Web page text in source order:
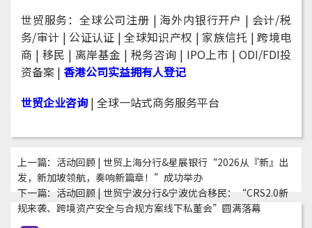
世贸服务：全球公司注册 | 海外内银行开户 | 会计/税
务/审计 | 公证认证 | 全球知识产权 | 家族信托 | 跨境电
商 | 移民 | 离岸基金 | 税务咨询 | IPO上市 | ODI/FDI投
资备案 | 香港公司实益拥有人登记
世贸企业咨询| 全球一站式商务服务平台
上一篇： 活动回顾 | 世贸上海分行&星展银行“2026从『新』出
发，新加坡领航，奏响新篇章！”成功举办
下一篇： 活动回顾 | 世贸宁波分行&宁波优合移民：“CRS2.0新
规来袭、跨境资产安全与合规方案线下私董会”圆满落幕